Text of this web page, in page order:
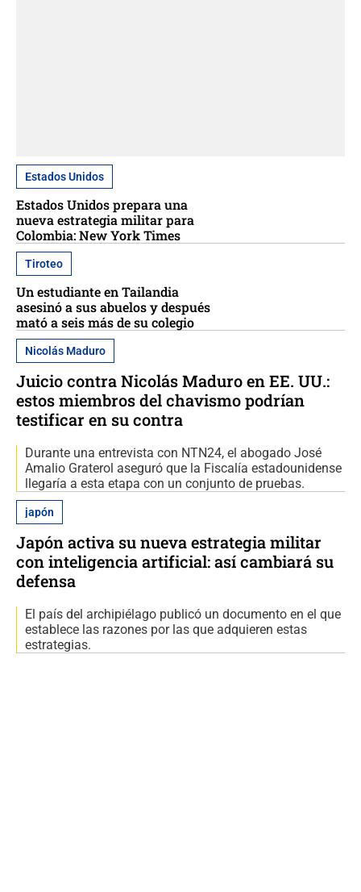
Estados Unidos
Estados Unidos prepara una
nueva estrategia militar para
Colombia: New York Times
Tiroteo
Un estudiante en Tailandia
asesinó a sus abuelos y después
mató a seis más de su colegio
Nicolás Maduro
Juicio contra Nicolás Maduro en EE. UU.:
estos miembros del chavismo podrían
testificar en su contra
Durante una entrevista con NTN24, el abogado José
Amalio Graterol aseguró que la Fiscalía estadounidense
llegaría a esta etapa con un conjunto de pruebas.
japón
Japón activa su nueva estrategia militar
con inteligencia artificial: así cambiará su
defensa
El país del archipiélago publicó un documento en el que
establece las razones por las que adquieren estas
estrategias.